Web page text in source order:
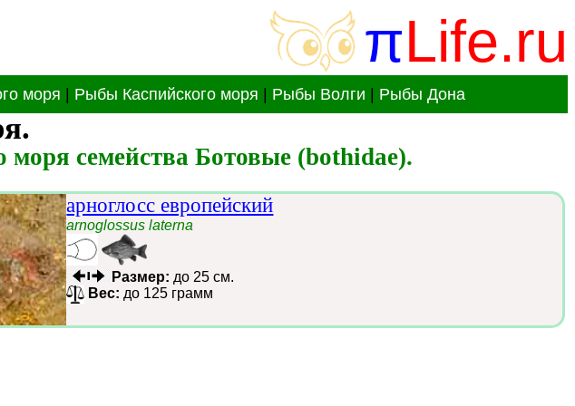
πLife.ru
моря Рыбы Каспийского моря Рыбы Волги Рыбы Дона
семейства Ботовые (bothidae).
арноглосс европейский
arnoglossus laterna
Размер: до 25 см.
Вес: до 125 грамм